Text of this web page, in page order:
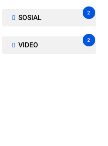
SOSIAL
2
VIDEO
2